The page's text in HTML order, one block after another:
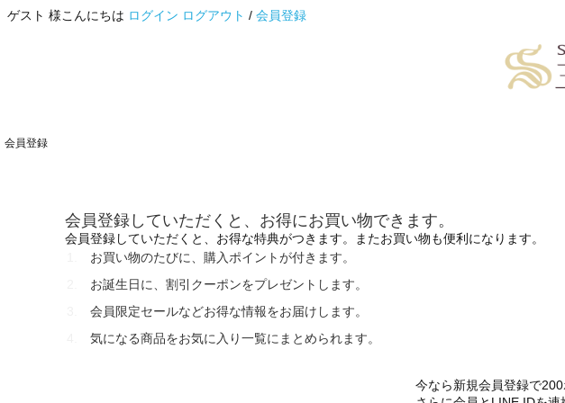
ゲスト 様こんにちは ログイン ログアウト / 会員登録
会員登録
会員登録していただくと、お得にお買い物できます。
会員登録していただくと、お得な特典がつきます。またお買い物も便利になります。
お買い物のたびに、購入ポイントが付きます。
お誕生日に、割引クーポンをプレゼントします。
会員限定セールなどお得な情報をお届けします。
気になる商品をお気に入り一覧にまとめられます。
今なら新規会員登録で